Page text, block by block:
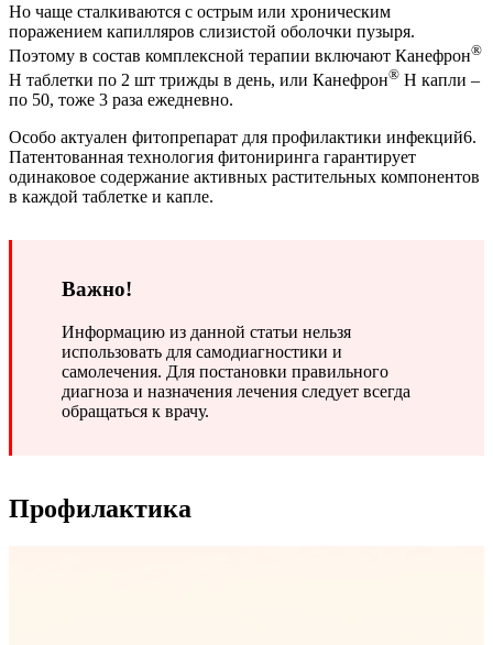
Но чаще сталкиваются с острым или хроническим
поражением капилляров слизистой оболочки пузыря.
Поэтому в состав комплексной терапии включают Канефрон®
Н таблетки по 2 шт трижды в день, или Канефрон® Н капли –
по 50, тоже 3 раза ежедневно.
Особо актуален фитопрепарат для профилактики инфекций6.
Патентованная технология фитониринга гарантирует
одинаковое содержание активных растительных компонентов
в каждой таблетке и капле.
Важно!
Информацию из данной статьи нельзя
использовать для самодиагностики и
самолечения. Для постановки правильного
диагноза и назначения лечения следует всегда
обращаться к врачу.
Профилактика